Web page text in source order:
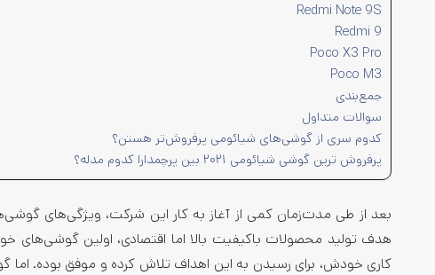
Redmi Note 9S
Redmi 9
Poco X3 Pro
Poco M3
جمع‌بندی
سوالات متداول
کدوم سری از گوشی‌های شیائومی پرفروش‌تر هستن؟
پرفروش ترین گوشی شیائومی ۲۰۲۱ بین پرچمدارا کدوم مدله؟
بعد از طی مدت‌زمان کمی از آغاز به کار این شرکت، ویژگی‌های
هدف تولید محصولات با‌کیفیت بالا اما اقتصادی، اولین گوشی‌های
کاری خودش، برای رسیدن به این اهداف تلاش کرده و موفق بوده.